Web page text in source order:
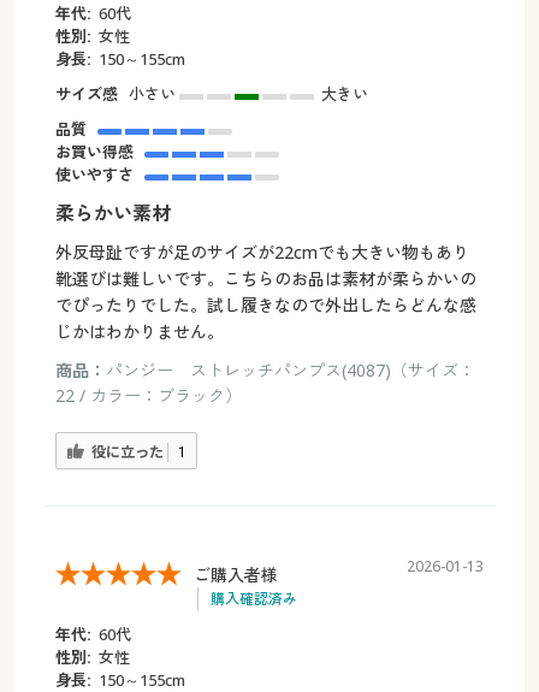
年代: 60代
性別: 女性
身長: 150～155cm
サイズ感 小さい
大きい
品質
お買い得感
使いやすさ
柔らかい素材
外反母趾ですが足のサイズが22cmでも大きい物もあり
靴選びは難しいです。こちらのお品は素材が柔らかいの
でぴったりでした。試し履きなので外出したらどんな感
じかはわかりません。
商品： パンジー ストレッチパンプス(4087)（サイズ：
22 / カラー：ブラック）
役に立った 1
ご購入者様
購入確認済み
2026-01-13
年代: 60代
性別: 女性
身長: 150～155cm